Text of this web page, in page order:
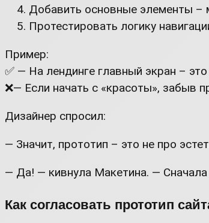
Добавить основные элементы –
Протестировать логику
Пример:
✅ — На лендинге главный экран –
❌— Если начать с «красоты», забыв
Дизайнер спросил:
— Значит, прототип – это не про
— Да! — кивнула Макетина. — Сначала
Как согласовать прототип